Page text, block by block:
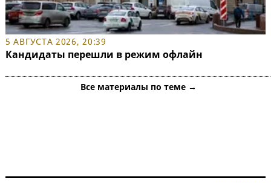
5 АВГУСТА 2026, 20:39
Кандидаты перешли в режим офлайн
Все материалы по теме →